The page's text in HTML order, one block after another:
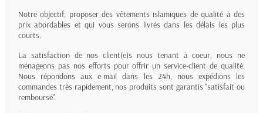
Notre objectif, proposer des vêtements islamiques de qualité à des
prix abordables et qui vous serons livrés dans les délais les plus
courts.
La satisfaction de nos client(e)s nous tenant à coeur, nous ne
ménageons pas nos efforts pour offrir un service-client de qualité.
Nous répondons aux e-mail dans les 24h, nous expédions les
commandes très rapidement, nos produits sont garantis "satisfait ou
remboursé".